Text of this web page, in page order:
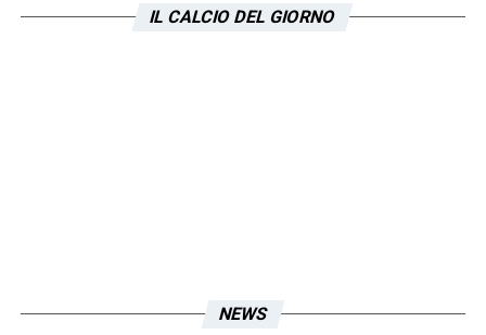
IL CALCIO DEL GIORNO
NEWS